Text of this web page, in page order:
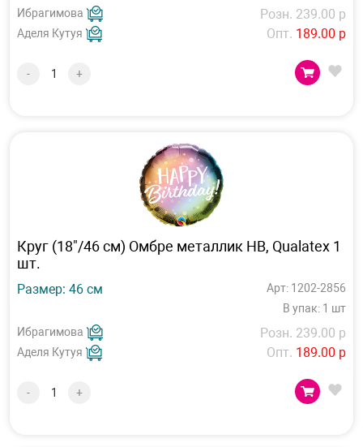
Ибрагимова
Аделя Кутуя
Розн. 239.00 р
Опт. 189.00 р
- +
Круг (18"/46 см) Омбре металлик HB, Qualatex 1
шт.
Размер: 46 см
Арт: 1202-2856
В упак: 1 шт
Ибрагимова
Аделя Кутуя
Розн. 239.00 р
Опт. 189.00 р
- +